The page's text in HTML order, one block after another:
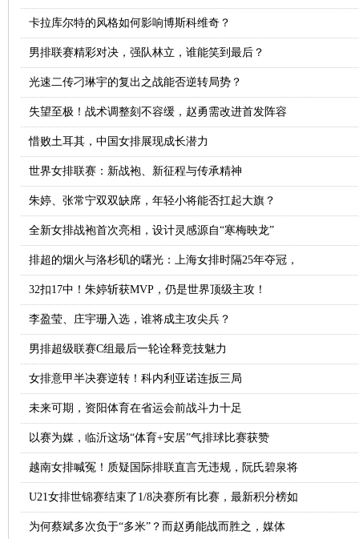
卡拉库尔特的风格如何影响博斯科维奇？
男排联赛精彩对决，强队林立，谁能笑到最后？
光速二传刁琳宇的复出之战能否逆转局势？
失望至极！战术调整刻不容缓，赵勇需改进首发阵容
惜败土耳其，中国女排展现成长潜力
世界女排联赛：新战袍、新征程与传承精神
朱婷、张常宁双双缺席，年轻小将能否扛起大旗？
全新女排战袍首次亮相，设计灵感源自“寒梅映龙”
排超的烟火与洛杉矶的曙光：上海女排时隔25年夺冠，
32扣17中！朱婷斩获MVP，仍是世界顶级主攻！
李盈莹、庄宇珊入选，谁将成主攻尖兵？
男排超级联赛C组最后一轮诠释竞技魅力
女排意甲半决赛逆转！科内利亚诺连扳三局
未来可期，资阳体育在省运会前战斗力十足
以赛为媒，临沂这场“体育+安居”气排球比赛获赞
越南女排喊冤！质疑国际排联直言无违规，阮氏碧泉将
U21女排世锦赛结束了1/8决赛所有比赛，最新积分榜如
为何蔡斌多次负于“多米”？而赵勇能战而胜之，媒体